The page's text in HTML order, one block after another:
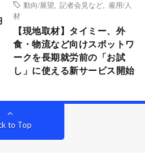
動向/展望
記者会見など
雇用/人
材
【現地取材】タイミー、外
食・物流など向けスポットワ
ークを長期就労前の「お試
し」に使える新サービス開始
to Top